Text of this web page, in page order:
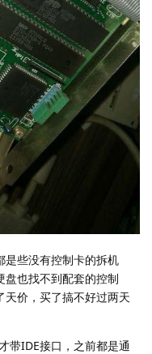
是些没有控制卡的拆机
盘也找不到配套的控制
价，买了搞不好过两天
带IDE接口，之前都是通